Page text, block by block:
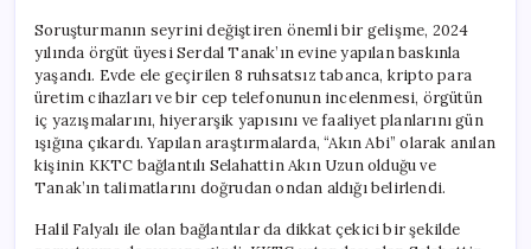
Soruşturmanın seyrini değiştiren önemli bir gelişme, 2024
yılında örgüt üyesi Serdal Tanak’ın evine yapılan baskınla
yaşandı. Evde ele geçirilen 8 ruhsatsız tabanca, kripto para
üretim cihazları ve bir cep telefonunun incelenmesi, örgütün
iç yazışmalarını, hiyerarşik yapısını ve faaliyet planlarını gün
ışığına çıkardı. Yapılan araştırmalarda, “Akın Abi” olarak anılan
kişinin KKTC bağlantılı Selahattin Akın Uzun olduğu ve
Tanak’ın talimatlarını doğrudan ondan aldığı belirlendi.
Halil Falyalı ile olan bağlantılar da dikkat çekici bir şekilde